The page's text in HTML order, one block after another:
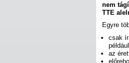
nem
TTE
Egyre
csak
az